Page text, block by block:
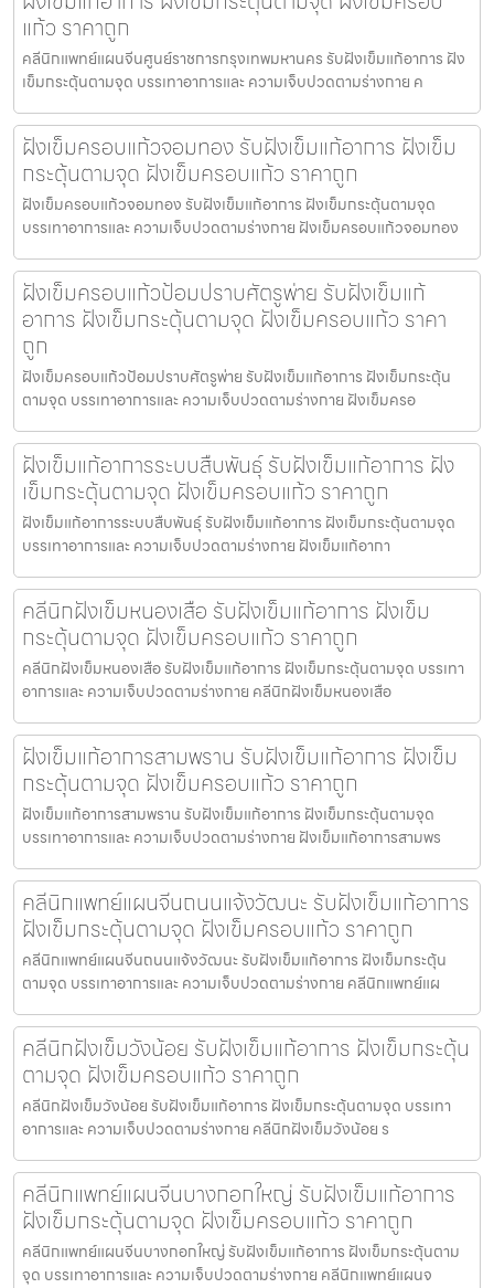
แก้ว ราคาถูก
คลีนิกแพทย์แผนจีนศูนย์ราชการกรุงเทพมหานคร รับฝังเข็มแก้อาการ ฝัง
เข็มกระตุ้นตามจุด บรรเทาอาการและ ความเจ็บปวดตามร่างกาย ค
ฝังเข็มครอบแก้วจอมทอง รับฝังเข็มแก้อาการ ฝังเข็ม
กระตุ้นตามจุด ฝังเข็มครอบแก้ว ราคาถูก
ฝังเข็มครอบแก้วจอมทอง รับฝังเข็มแก้อาการ ฝังเข็มกระตุ้นตามจุด
บรรเทาอาการและ ความเจ็บปวดตามร่างกาย ฝังเข็มครอบแก้วจอมทอง
ฝังเข็มครอบแก้วป้อมปราบศัตรูพ่าย รับฝังเข็มแก้
อาการ ฝังเข็มกระตุ้นตามจุด ฝังเข็มครอบแก้ว ราคา
ถูก
ฝังเข็มครอบแก้วป้อมปราบศัตรูพ่าย รับฝังเข็มแก้อาการ ฝังเข็มกระตุ้น
ตามจุด บรรเทาอาการและ ความเจ็บปวดตามร่างกาย ฝังเข็มครอ
ฝังเข็มแก้อาการระบบสืบพันธุ์ รับฝังเข็มแก้อาการ ฝัง
เข็มกระตุ้นตามจุด ฝังเข็มครอบแก้ว ราคาถูก
ฝังเข็มแก้อาการระบบสืบพันธุ์ รับฝังเข็มแก้อาการ ฝังเข็มกระตุ้นตามจุด
บรรเทาอาการและ ความเจ็บปวดตามร่างกาย ฝังเข็มแก้อากา
คลีนิกฝังเข็มหนองเสือ รับฝังเข็มแก้อาการ ฝังเข็ม
กระตุ้นตามจุด ฝังเข็มครอบแก้ว ราคาถูก
คลีนิกฝังเข็มหนองเสือ รับฝังเข็มแก้อาการ ฝังเข็มกระตุ้นตามจุด บรรเทา
อาการและ ความเจ็บปวดตามร่างกาย คลีนิกฝังเข็มหนองเสือ
ฝังเข็มแก้อาการสามพราน รับฝังเข็มแก้อาการ ฝังเข็ม
กระตุ้นตามจุด ฝังเข็มครอบแก้ว ราคาถูก
ฝังเข็มแก้อาการสามพราน รับฝังเข็มแก้อาการ ฝังเข็มกระตุ้นตามจุด
บรรเทาอาการและ ความเจ็บปวดตามร่างกาย ฝังเข็มแก้อาการสามพร
คลีนิกแพทย์แผนจีนถนนแจ้งวัฒนะ รับฝังเข็มแก้อาการ
ฝังเข็มกระตุ้นตามจุด ฝังเข็มครอบแก้ว ราคาถูก
คลีนิกแพทย์แผนจีนถนนแจ้งวัฒนะ รับฝังเข็มแก้อาการ ฝังเข็มกระตุ้น
ตามจุด บรรเทาอาการและ ความเจ็บปวดตามร่างกาย คลีนิกแพทย์แผ
คลีนิกฝังเข็มวังน้อย รับฝังเข็มแก้อาการ ฝังเข็มกระตุ้น
ตามจุด ฝังเข็มครอบแก้ว ราคาถูก
คลีนิกฝังเข็มวังน้อย รับฝังเข็มแก้อาการ ฝังเข็มกระตุ้นตามจุด บรรเทา
อาการและ ความเจ็บปวดตามร่างกาย คลีนิกฝังเข็มวังน้อย ร
คลีนิกแพทย์แผนจีนบางกอกใหญ่ รับฝังเข็มแก้อาการ
ฝังเข็มกระตุ้นตามจุด ฝังเข็มครอบแก้ว ราคาถูก
คลีนิกแพทย์แผนจีนบางกอกใหญ่ รับฝังเข็มแก้อาการ ฝังเข็มกระตุ้นตาม
จุด บรรเทาอาการและ ความเจ็บปวดตามร่างกาย คลีนิกแพทย์แผนจ